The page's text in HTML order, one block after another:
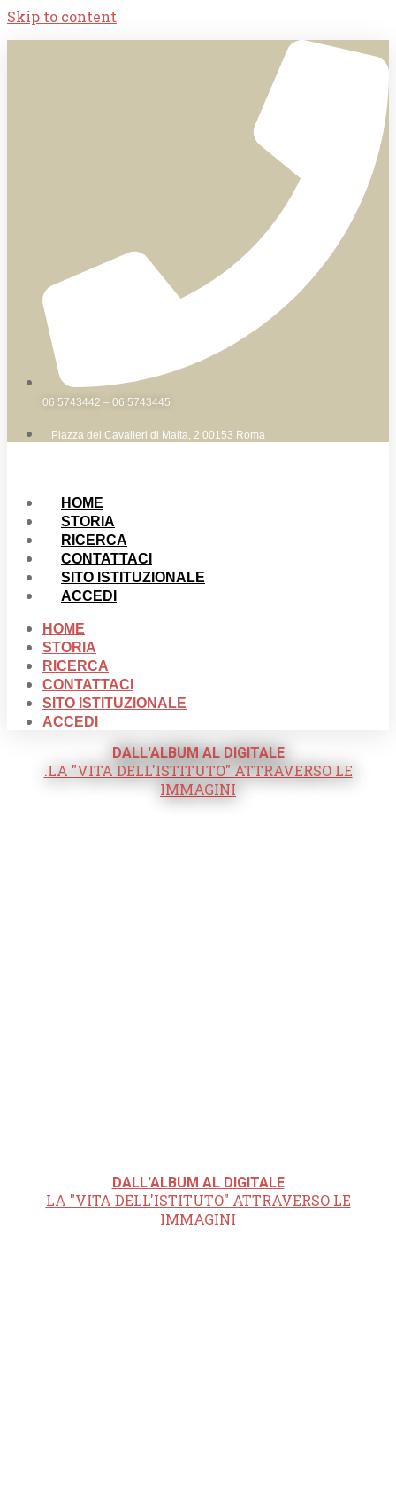
Skip to content
06 5743442 – 06 5743445
Piazza dei Cavalieri di Malta, 2 00153 Roma
HOME
STORIA
RICERCA
CONTATTACI
SITO ISTITUZIONALE
ACCEDI
HOME
STORIA
RICERCA
CONTATTACI
SITO ISTITUZIONALE
ACCEDI
DALL'ALBUM AL DIGITALE
.LA "VITA DELL'ISTITUTO" ATTRAVERSO LE
IMMAGINI
DALL'ALBUM AL DIGITALE
LA "VITA DELL'ISTITUTO" ATTRAVERSO LE
IMMAGINI